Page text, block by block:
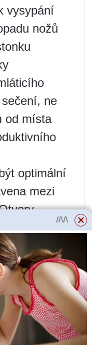
vysypání
nožů
ne
od místa
optimální
mezi
na
5–7 mm.